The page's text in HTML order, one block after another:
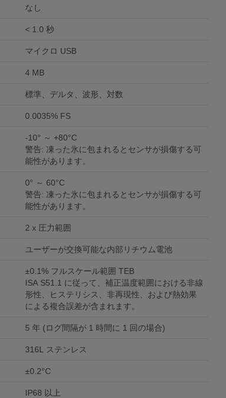
なし
< 1.0 秒
マイクロ USB
4 MB
標準、デルタ、波形、対数
0.0035% FS
-10° ～ +80°C
警告: 凍った氷に包まれるとセンサが損傷する可
能性があります。
0° ～ 60°C
警告: 凍った氷に包まれるとセンサが損傷する可
能性があります。
2 x 圧力範囲
ユーザーが交換可能な内部リチウム電池
±0.1% フルスケール範囲 TEB
ISA S51.1 に従って、補正温度範囲における非線
形性、ヒステリシス、非再現性、および熱効果
による複合誤差が含まれます。
5 年 (ログ間隔が 1 時間に 1 回の場合)
316L ステンレス
±0.2°C
IP68 以上